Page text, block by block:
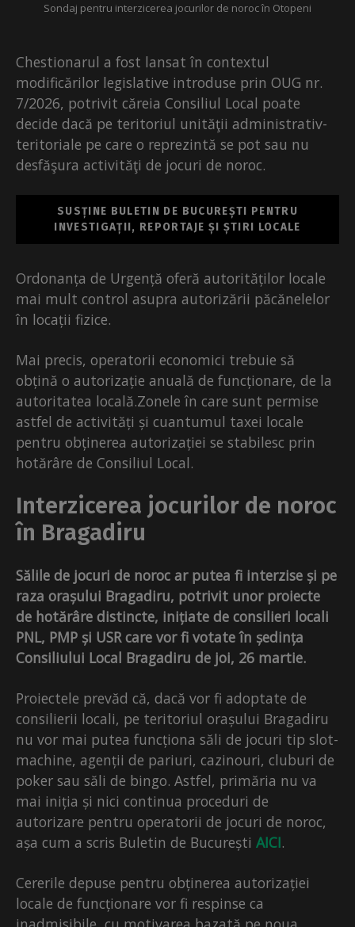
Sondaj pentru interzicerea jocurilor de noroc în Otopeni
Chestionarul a fost lansat în contextul
modificărilor legislative introduse prin OUG nr.
7/2026, potrivit căreia Consiliul Local poate
decide dacă pe teritoriul unităţii administrativ-
teritoriale pe care o reprezintă se pot sau nu
desfăşura activităţi de jocuri de noroc.
SUSȚINE BULETIN DE BUCUREȘTI PENTRU
INVESTIGAȚII, REPORTAJE ȘI ȘTIRI LOCALE
Ordonanța de Urgență oferă autorităților locale
mai mult control asupra autorizării păcănelelor
în locații fizice.
Mai precis, operatorii economici trebuie să
obțină o autorizație anuală de funcționare, de la
autoritatea locală.Zonele în care sunt permise
astfel de activități și cuantumul taxei locale
pentru obținerea autorizației se stabilesc prin
hotărâre de Consiliul Local.
Interzicerea jocurilor de noroc
în Bragadiru
Sălile de jocuri de noroc ar putea fi interzise și pe
raza orașului Bragadiru, potrivit unor proiecte
de hotărâre distincte, inițiate de consilieri locali
PNL, PMP și USR care vor fi votate în ședința
Consiliului Local Bragadiru de joi, 26 martie.
Proiectele prevăd că, dacă vor fi adoptate de
consilierii locali, pe teritoriul orașului Bragadiru
nu vor mai putea funcționa săli de jocuri tip slot-
machine, agenții de pariuri, cazinouri, cluburi de
poker sau săli de bingo. Astfel, primăria nu va
mai iniția și nici continua proceduri de
autorizare pentru operatorii de jocuri de noroc,
așa cum a scris Buletin de București AICI.
Cererile depuse pentru obținerea autorizației
locale de funcționare vor fi respinse ca